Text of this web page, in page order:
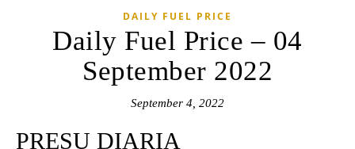
DAILY FUEL PRICE
Daily Fuel Price – 04
September 2022
September 4, 2022
PRESU DIARIA